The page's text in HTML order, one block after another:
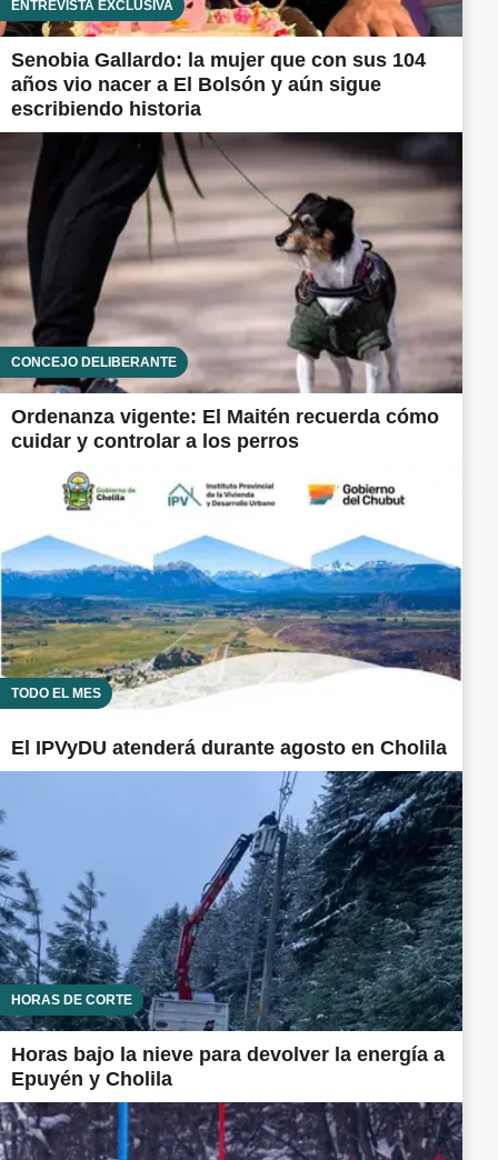
ENTREVISTA EXCLUSIVA
Senobia Gallardo: la mujer que con sus 104
años vio nacer a El Bolsón y aún sigue
escribiendo historia
CONCEJO DELIBERANTE
Ordenanza vigente: El Maitén recuerda cómo
cuidar y controlar a los perros
TODO EL MES
El IPVyDU atenderá durante agosto en Cholila
HORAS DE CORTE
Horas bajo la nieve para devolver la energía a
Epuyén y Cholila